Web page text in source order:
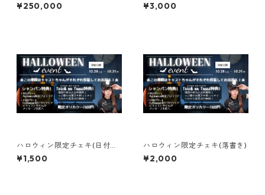
¥250,000 ¥3,000
ハロウィン限定チェキ(日付＆
サイン)
¥1,500
ハロウィン限定チェキ(落書き)
¥2,000